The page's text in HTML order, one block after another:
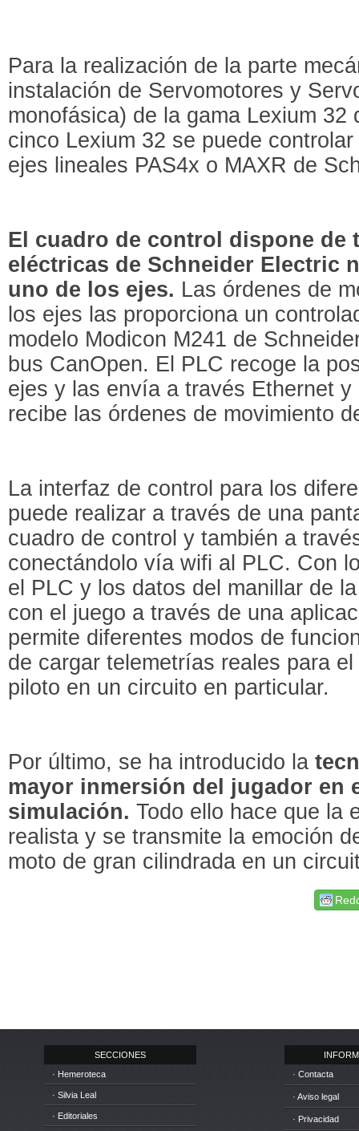
Para la realización de la parte
instalación de Servomotores y
monofásica) de la gama Lexium
cinco Lexium 32 se puede
ejes lineales PAS4x o MAXR de
El cuadro de control dispone de
eléctricas de Schneider Electric
uno de los ejes. Las órdenes de
los ejes las proporciona un
modelo Modicon M241 de
bus CanOpen. El PLC recoge la
ejes y las envía a través Ethernet
recibe las órdenes de movimiento
La interfaz de control para los
puede realizar a través de una
cuadro de control y también a
conectándolo vía wifi al PLC. Con
el PLC y los datos del manillar de
con el juego a través de una
permite diferentes modos de
de cargar telemetrías reales para
piloto en un circuito en particular.
Por último, se ha introducido la
mayor inmersión del jugador en
simulación. Todo ello hace que la
realista y se transmite la emoción
moto de gran cilindrada en un
SECCIONES
· Hemeroteca
· Silvia Leal
· Editoriales
· Contacta
· Aviso legal
· Privacidad